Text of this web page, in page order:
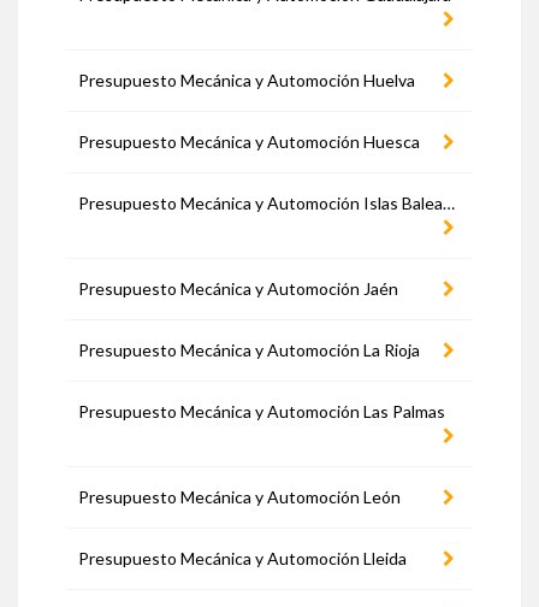
Presupuesto Mecánica y Automoción Huelva
Presupuesto Mecánica y Automoción Huesca
Presupuesto Mecánica y Automoción Islas Baleares
Presupuesto Mecánica y Automoción Jaén
Presupuesto Mecánica y Automoción La Rioja
Presupuesto Mecánica y Automoción Las Palmas
Presupuesto Mecánica y Automoción León
Presupuesto Mecánica y Automoción Lleida